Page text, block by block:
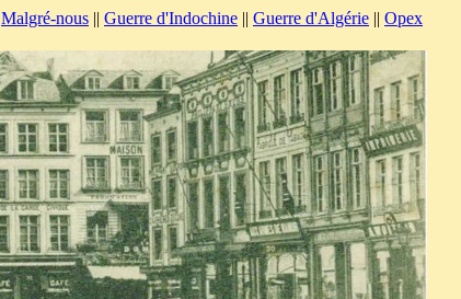
Malgré-nous || Guerre d'Indochine || Guerre d'Algérie || Opex